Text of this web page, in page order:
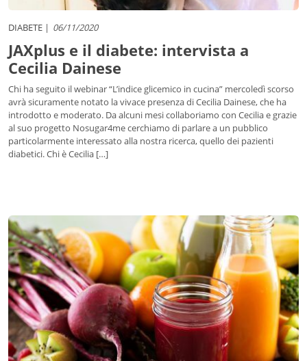
DIABETE 06/11/2020
JAXplus e il diabete: intervista a
Cecilia Dainese
Chi ha seguito il webinar “L’indice glicemico in cucina” mercoledì scorso
avrà sicuramente notato la vivace presenza di Cecilia Dainese, che ha
introdotto e moderato. Da alcuni mesi collaboriamo con Cecilia e grazie
al suo progetto Nosugar4me cerchiamo di parlare a un pubblico
particolarmente interessato alla nostra ricerca, quello dei pazienti
diabetici. Chi è Cecilia […]